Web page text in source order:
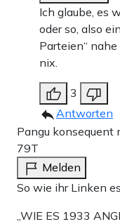
Ich glaube, es
oder so, also
Parteien“
nix.
3
Antworten
Pangu konsequent
79T
Melden
So wie ihr Linken
„WIE ES 1933